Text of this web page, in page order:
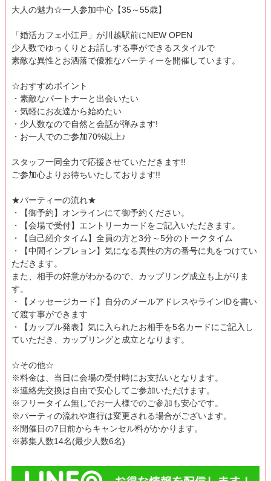
大人の魅力☆一人参加中心【35～55歳】
「婚活カフェ小江戸」が川越駅前にNEW OPEN
少人数でゆっくりとお話しする事ができるスタイルで
素敵な異性とお洒落で優雅なパーティーを開催しています。
☆おすすめポイント
・素敵なパートナーと出会いたい
・気軽にお友達から始めたい
・少人数なので自然と会話が弾みます!
・お一人でのご参加70%以上♪
スタッフ一同全力で応援させていただきます!!
ご参加心よりお待ちいたしております!!
★パーティーの流れ★
・【御予約】オンラインにて御予約ください。
・【会場で受付】エントリーカードをご記入いただきます。
・【自己紹介タイム】全員の方と3分～5分のトークタイム
・【中間インプレョン】気になる異性の方の番号に丸をつけてい
ただきます。
また、相手の好意がわかるので、カップリング成立も上がりま
す。
・【メッセージカード】自分のメールアドレスやラインIDを書い
て渡す事ができます
・【カップル発表】気に入られたお相手を5名カードにご記入し
ていただき、カップリングと成立となります。
☆その他☆
※料金は、当日に会場の受付時にお支払いとなります。
※連絡先交換は自由で安心してご参加いただけます。
※フリータイム無しでお一人様でのご参加も安心です。
※パーティの流れや進行は変更される場合がございます。
※開催日の7日前からキャンセル料がかかります。
※募集人数14名(最少人数6名)